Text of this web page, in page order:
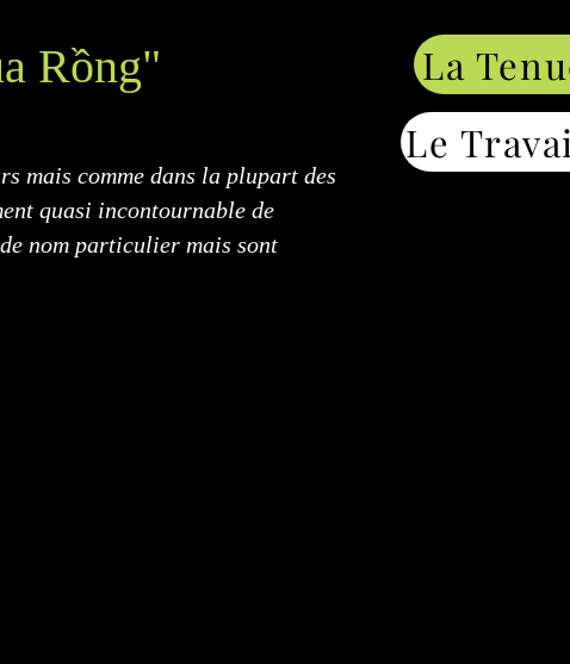
Rồng" La
mais comme dans la plupart des
quasi incontournable de
nom particulier mais sont
Le